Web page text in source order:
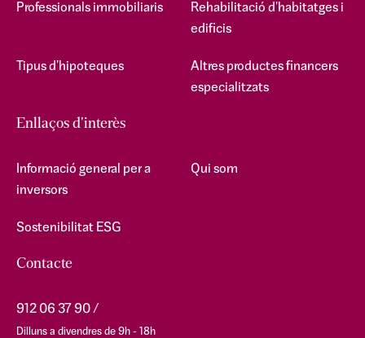
Professionals immobiliaris
Rehabilitació d'habitatges i
edificis
Tipus d'hipoteques
Altres productes financers
especialitzats
Enllaços d'interès
Informació general per a
inversors
Qui som
Sostenibilitat ESG
Contacte
912 06 37 90
Dilluns a divendres de 9h - 18h